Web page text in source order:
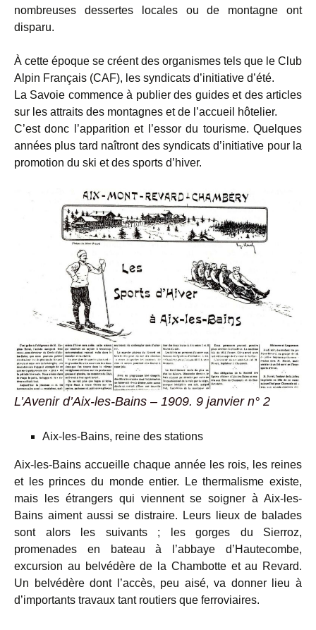
nombreuses dessertes locales ou de montagne ont
disparu.
À cette époque se créent des organismes tels que le Club
Alpin Français (CAF), les syndicats d’initiative d’été.
La Savoie commence à publier des guides et des articles
sur les attraits des montagnes et de l’accueil hôtelier.
C’est donc l’apparition et l’essor du tourisme. Quelques
années plus tard naîtront des syndicats d’initiative pour la
promotion du ski et des sports d’hiver.
L’Avenir d’Aix-les-Bains – 1909. 9 janvier n° 2
Aix-les-Bains, reine des stations
Aix-les-Bains accueille chaque année les rois, les reines
et les princes du monde entier. Le thermalisme existe,
mais les étrangers qui viennent se soigner à Aix-les-
Bains aiment aussi se distraire. Leurs lieux de balades
sont alors les suivants ; les gorges du Sierroz,
promenades en bateau à l’abbaye d’Hautecombe,
excursion au belvédère de la Chambotte et au Revard.
Un belvédère dont l’accès, peu aisé, va donner lieu à
d’importants travaux tant routiers que ferroviaires.